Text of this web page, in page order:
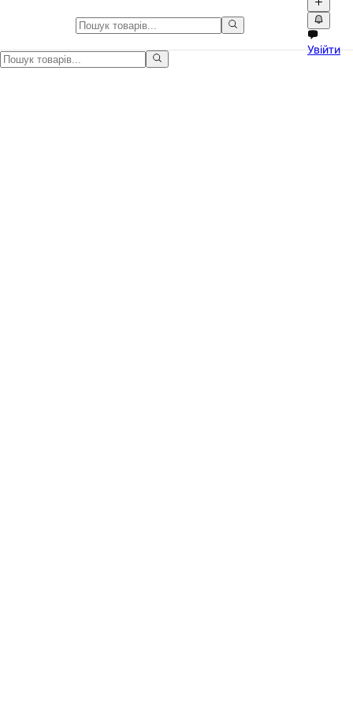
Темні джинсові шорти з
Стильні темні шорти, які підкреслюють фігуру та додають
Увійти